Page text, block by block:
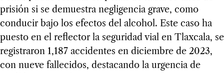
prisión si se demuestra negligencia grave, como
conducir bajo los efectos del alcohol. Este caso ha
puesto en el reflector la seguridad vial en Tlaxcala, se
registraron 1,187 accidentes en diciembre de 2023,
con nueve fallecidos, destacando la urgencia de